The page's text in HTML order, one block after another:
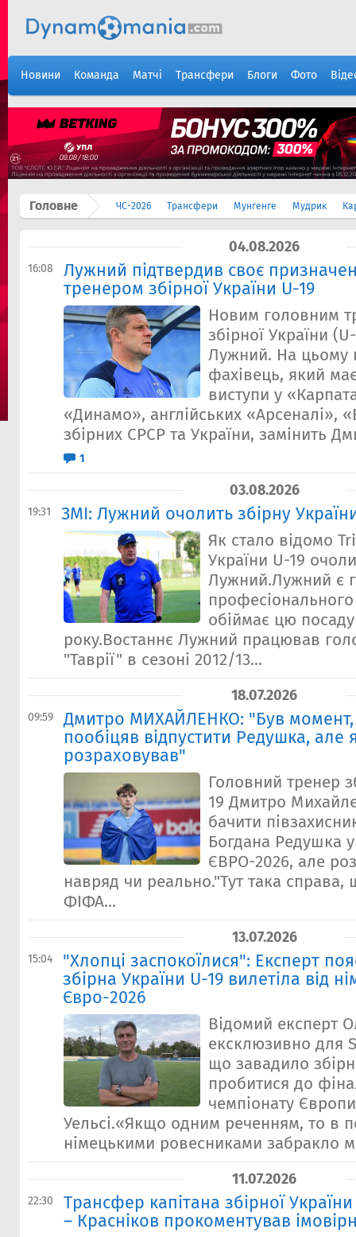
Новини Команда Матчі Трансфери Блоги Фото
Головне ЧС-2026 Трансфери Мунгенге Мудрик
04.08.2026
16:08
Лужний підтвердив своє
тренером збірної України U-19
Новим головним
збірної України
Лужний. На цьому
фахівець, який
виступи у
«Динамо», англійських «Арсеналі»,
збірних СРСР та України, замінить
1
03.08.2026
19:31 ЗМІ: Лужний очолить збірну
Як стало відомо
України U-19
Лужний.Лужний є
обіймає цю посаду
року.Востаннє Лужний працював
"Таврії" в сезоні 2012/13...
18.07.2026
09:59
Дмитро МИХАЙЛЕНКО: "Був момент,
пообіцяв відпустити Редушка,
розраховував"
Головний тренер
19 Дмитро
бачити
Богдана Редушка
ЄВРО-2026, але
навряд чи реально."Тут така справа,
ФІФА...
13.07.2026
15:04
"Хлопці заспокоїлися": Експерт
збірна України U-19 вилетіла від
Євро-2026
Відомий експерт
ексклюзивно для
що завадило
пробитися до
чемпіонату
Уельсі.«Якщо одним реченням, то в
німецькими ровесниками забракло
11.07.2026
22:30
Трансфер капітана збірної
– Красніков прокоментував